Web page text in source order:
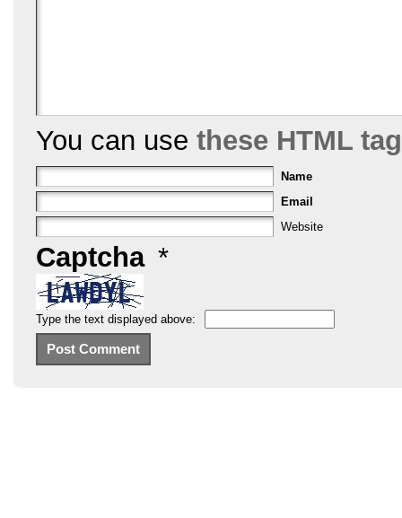
You can use these HTML
Name
Email
Website
Captcha *
Type the text displayed above: